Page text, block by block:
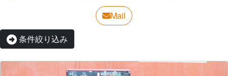
Mail
条件絞り込み